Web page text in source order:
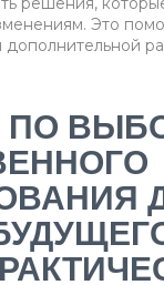
Это
дополнительной